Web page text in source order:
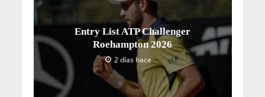
Entry List ATP Challenger
Roehampton 2026
2 días hace